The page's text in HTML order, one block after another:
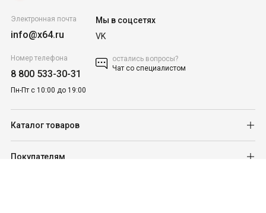
Электронная почта
info@x64.ru
Номер телефона
8 800 533-30-31
Пн-Пт с 10:00 до 19:00
Мы в соцсетях
VK
остались вопросы?
Чат со специалистом
Каталог товаров
Покупателям